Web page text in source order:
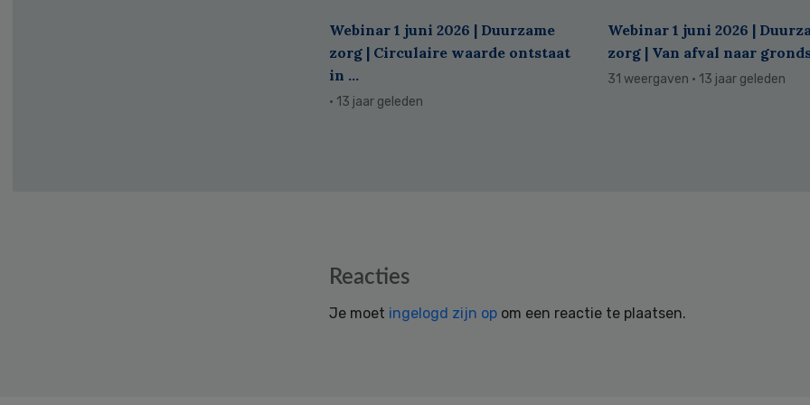
Webinar 1 juni 2026 | Duurzame
zorg | Circulaire waarde ontstaat
in ...
· 13 jaar geleden
Webinar 1 juni 2026 |
zorg | Van afval naar
31 weergaven · 13 jaar geleden
Reacties
Je moet ingelogd zijn op om een reactie te plaatsen.